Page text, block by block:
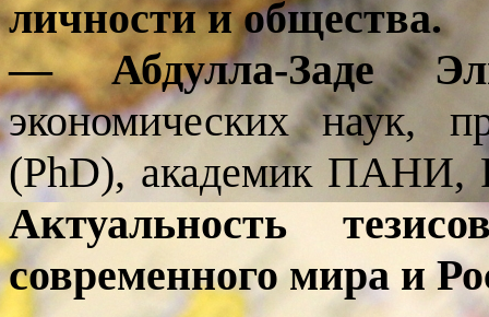
личности и общества.
— Абдулла-Заде
экономических наук,
(PhD), академик
Актуальность
современного мира и